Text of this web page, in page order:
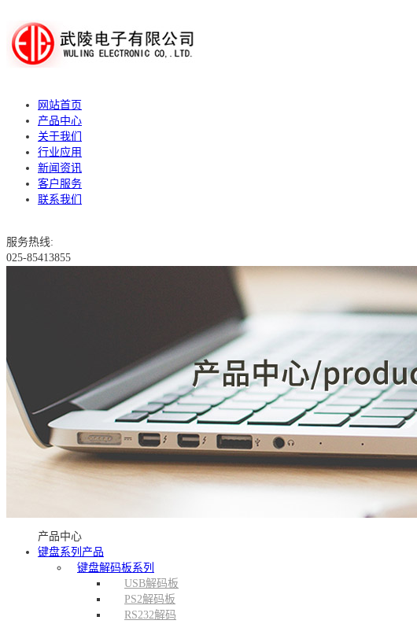
网站首页
产品中心
关于我们
行业应用
新闻资讯
客户服务
联系我们
服务热线:
025-85413855
产品中心
键盘系列产品
键盘解码板系列
USB解码板
PS2解码板
RS232解码